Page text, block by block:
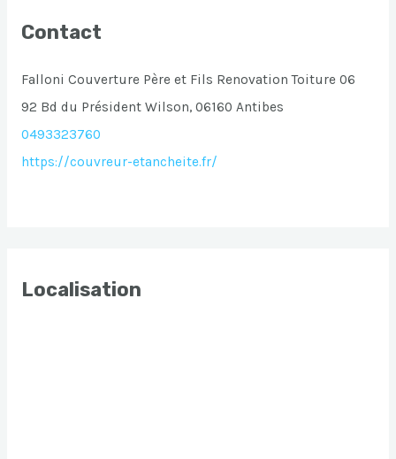
Contact
Falloni Couverture Père et Fils Renovation Toiture 06
92 Bd du Président Wilson, 06160 Antibes
0493323760
https://couvreur-etancheite.fr/
Localisation